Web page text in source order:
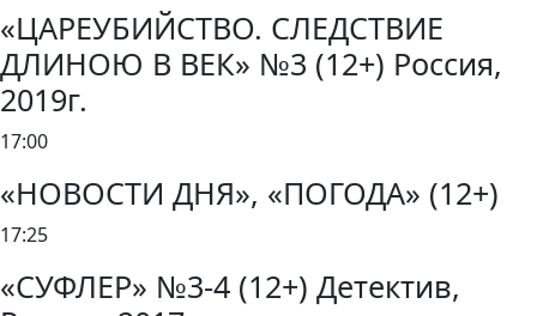
«ЦАРЕУБИЙСТВО. СЛЕДСТВИЕ
ДЛИНОЮ В ВЕК» №3 (12+) Россия,
2019г.
17:00
«НОВОСТИ ДНЯ», «ПОГОДА» (12+)
17:25
«СУФЛЕР» №3-4 (12+) Детектив,